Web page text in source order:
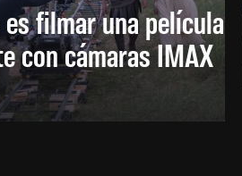
filmar una película
con cámaras IMAX